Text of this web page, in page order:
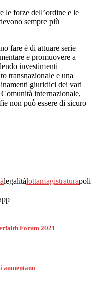
le forze dell’ordine e le
sempre più
fare è di attuare serie
e promuovere a
investimenti
transnazionale e una
giuridici dei vari
internazionale,
non può essere di sicuro
legalitàlottamagistratura
Forum 2021
aumentano